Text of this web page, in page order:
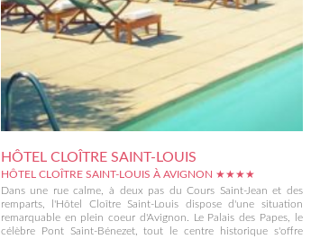
HÔTEL CLOÎTRE SAINT-LOUIS
HÔTEL CLOÎTRE SAINT-LOUIS À AVIGNON ★★★★
Dans une rue calme, à deux pas du Cours Saint-Jean et des
remparts, l'Hôtel Cloître Saint-Louis dispose d'une situation
remarquable en plein coeur d'Avignon. Le Palais des Papes, le
célèbre Pont Saint-Bénezet, tout le centre historique s'offre